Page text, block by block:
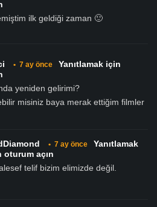
ilk geldiği zaman 🙂
• 7 ay önce
Yanıtlamak için
yeniden gelirimi?
misiniz baya merak ettiğim filmler
• 7 ay önce
Yanıtlamak
oturum açın
telif bizim elimizde değil.